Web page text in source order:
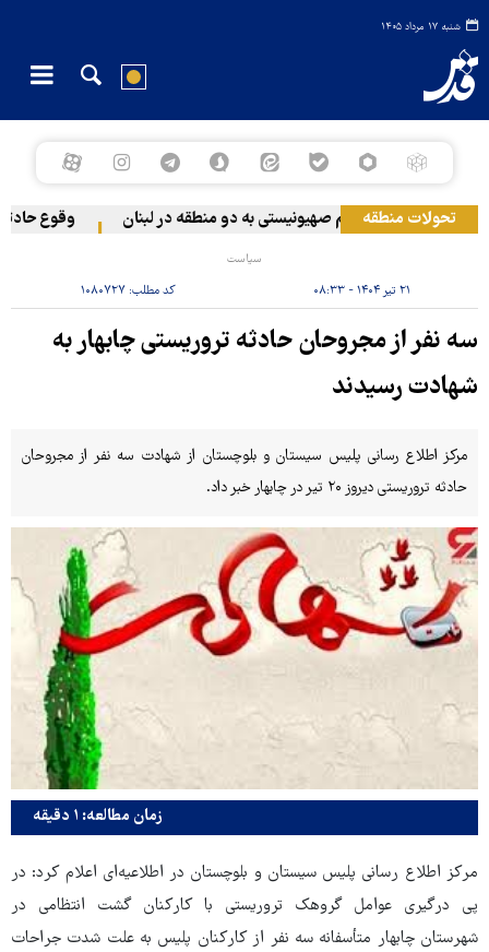
شنبه ۱۷ مرداد ۱۴۰۵
تحولات منطقه
حمله رژیم صهیونیستی به دو منطقه در لبنان وقوع
سیاست
۲۱ تیر ۱۴۰۴ - ۰۸:۳۳ کد مطلب:۱۰۸۰۷۲۷
سه نفر از مجروحان حادثه تروریستی چابهار به
شهادت رسیدند
مرکز اطلاع رسانی پلیس سیستان و بلوچستان از شهادت سه نفر از مجروحان
حادثه تروریستی دیروز ۲۰ تیر در چابهار خبر داد.
زمان مطالعه: ۱ دقیقه
مرکز اطلاع رسانی پلیس سیستان و بلوچستان در اطلاعیه‌ای اعلام کرد: در
پی درگیری عوامل گروهک تروریستی با کارکنان گشت انتظامی در
شهرستان چابهار متأسفانه سه نفر از کارکنان پلیس به علت شدت جراحات